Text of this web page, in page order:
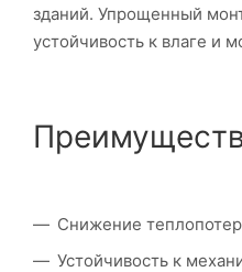
зданий. Упрощенный
устойчивость к влаге и
Снижение
Устойчивость к